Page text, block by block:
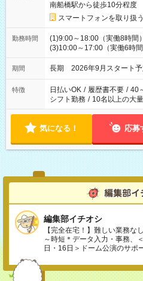
南船橋駅から徒歩10分程度
スマートフォンを取り扱
勤務時間
(1)9:00～18:00（実働8時間
(3)10:00～17:00（実働6時
期間 長期 2026年9月スタート予
特徴 日払いOK / 履歴書不要 / 40
シフト勤務 / 10名以上の大
気になる！ 応募
編集部イチオシ
【完全在宅！】難しい業務な
～時短＊データ入力・事務、
日・16日＞ドーム公演のサポ